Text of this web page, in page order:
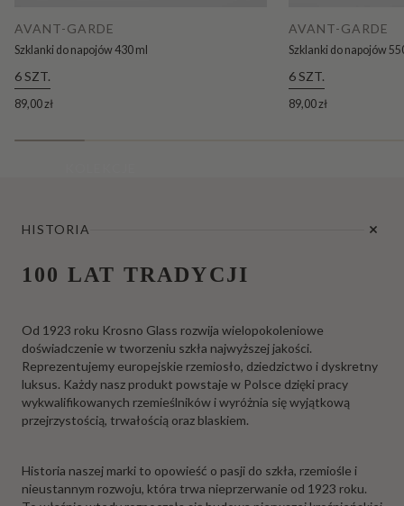
AVANT-GARDE
Szklanki do napojów 430 ml
6 SZT.
89,00 zł
AVANT-GARDE
Szklanki do napojów
6 SZT.
89,00 zł
HISTORIA
100 LAT TRADYCJI
Od 1923 roku Krosno Glass rozwija wielopokoleniowe
doświadczenie w tworzeniu szkła najwyższej jakości.
Reprezentujemy europejskie rzemiosło, dziedzictwo i dyskretny
luksus. Każdy nasz produkt powstaje w Polsce dzięki pracy
wykwalifikowanych rzemieślników i wyróżnia się wyjątkową
przejrzystością, trwałością oraz blaskiem.
Historia naszej marki to opowieść o pasji do szkła, rzemiośle i
nieustannym rozwoju, która trwa nieprzerwanie od 1923 roku.